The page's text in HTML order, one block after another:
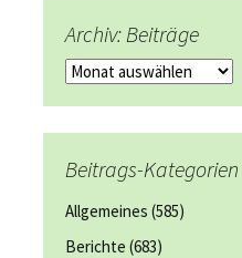
Archiv: Beiträge
Archiv:
Beitrags-Kategorien
Allgemeines (585)
Berichte (683)